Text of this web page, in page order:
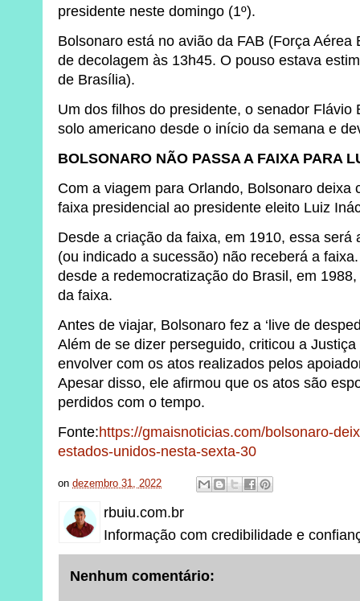
presidente neste domingo (1º).
Bolsonaro está no avião da FAB (Força
de decolagem às 13h45. O pouso estava
de Brasília).
Um dos filhos do presidente, o senador Flávio
solo americano desde o início da semana e
BOLSONARO NÃO PASSA A FAIXA PARA
Com a viagem para Orlando, Bolsonaro deixa
faixa presidencial ao presidente eleito Luiz
Desde a criação da faixa, em 1910, essa será
(ou indicado a sucessão) não receberá a
desde a redemocratização do Brasil, em
da faixa.
Antes de viajar, Bolsonaro fez a ‘live de
Além de se dizer perseguido, criticou a
envolver com os atos realizados pelos
Apesar disso, ele afirmou que os atos são
perdidos com o tempo.
Fonte:https://gmaisnoticias.com/bolsonaro-
estados-unidos-nesta-sexta-30
ondezembro 31, 2022
rbuiu.com.br
Informação com credibilidade e
Nenhum comentário: